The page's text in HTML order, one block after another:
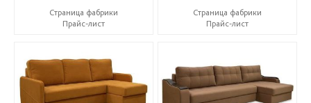
Страница фабрики
Прайс-лист
Страница фабрики
Прайс-лист